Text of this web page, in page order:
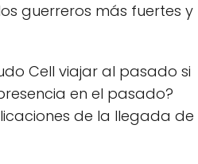
guerreros más fuertes y
Cell viajar al pasado si
en el pasado?
de la llegada de